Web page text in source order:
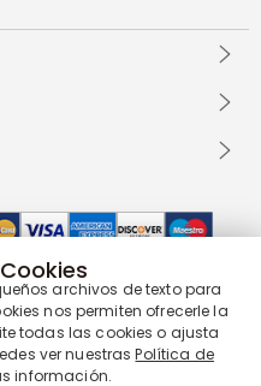
archivos de texto para
nos permiten ofrecerle la
todas las cookies o ajusta
ver nuestrasPolítica de
información.